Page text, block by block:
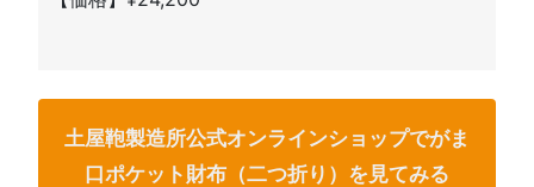
土屋鞄製造所公式オンラインショップでがま
口ポケット財布（二つ折り）を見てみる